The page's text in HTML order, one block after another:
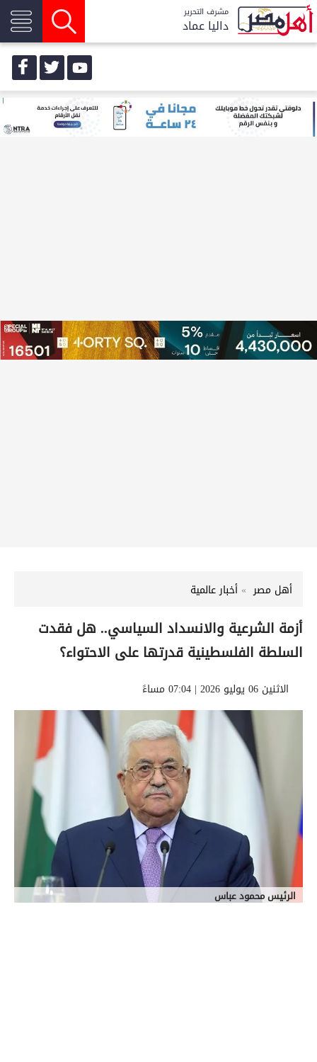
مشرف التحرير
داليا عماد
أهل مصر أخبار عالمية
أزمة الشرعية والانسداد السياسي.. هل فقدت
السلطة الفلسطينية قدرتها على الاحتواء؟
الاثنين 06 يوليو 2026 | 07:04 مساءً
الرئيس محمود عباس